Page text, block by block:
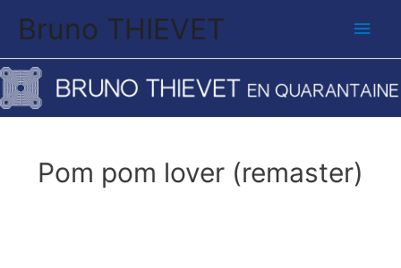
Bruno THIEVET
Pom pom lover (remaster)